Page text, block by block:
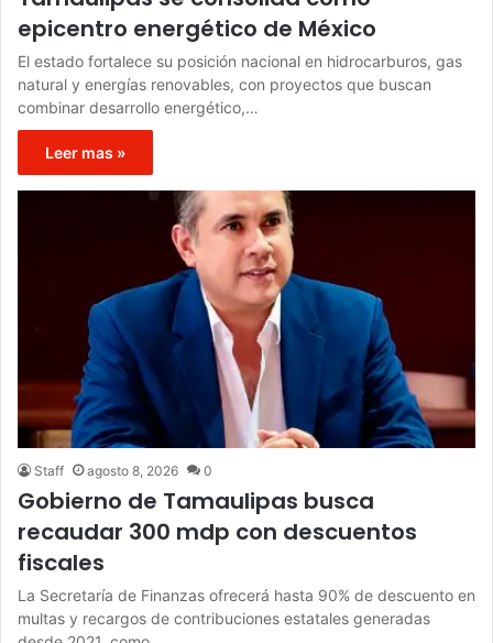
epicentro energético de México
El estado fortalece su posición nacional en hidrocarburos, gas
natural y energías renovables, con proyectos que buscan
combinar desarrollo energético,…
Leer mas »
Staff agosto 8, 2026 0
Gobierno de Tamaulipas busca
recaudar 300 mdp con descuentos
fiscales
La Secretaría de Finanzas ofrecerá hasta 90% de descuento en
multas y recargos de contribuciones estatales generadas